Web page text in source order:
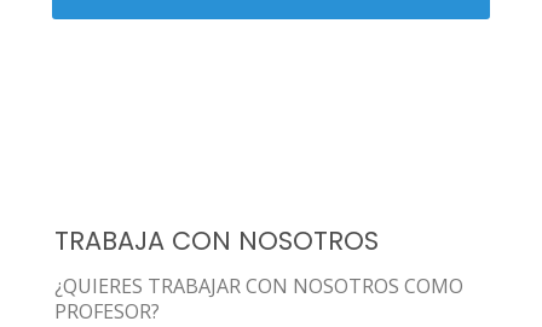
TRABAJA CON NOSOTROS
¿QUIERES TRABAJAR CON NOSOTROS COMO
PROFESOR?